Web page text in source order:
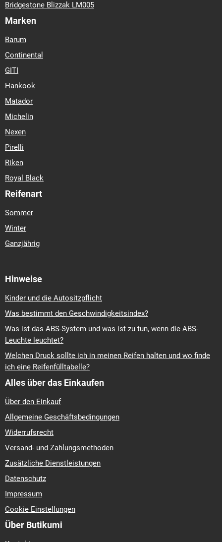
Bridgestone Blizzak LM005
Marken
Barum
Continental
GITI
Hankook
Matador
Michelin
Nexen
Pirelli
Riken
Royal Black
Reifenart
Sommer
Winter
Ganzjährig
Hinweise
Kinder und die Autositzpflicht
Was bestimmt den Geschwindigkeitsindex?
Was ist das ABS-System und was ist zu tun, wenn die ABS-
Leuchte leuchtet?
Welchen Druck sollte ich in meinen Reifen halten und wo finde
ich eine Reifenfülltabelle?
Alles über das Einkaufen
Über den Einkauf
Allgemeine Geschäftsbedingungen
Widerrufsrecht
Versand- und Zahlungsmethoden
Zusätzliche Dienstleistungen
Datenschutz
Impressum
Cookie Einstellungen
Über Butikumi